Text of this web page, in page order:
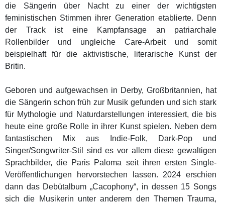
die Sängerin über Nacht zu einer der wichtigsten
feministischen Stimmen ihrer Generation etablierte. Denn
der Track ist eine Kampfansage an patriarchale
Rollenbilder und ungleiche Care-Arbeit und somit
beispielhaft für die aktivistische, literarische Kunst der
Britin.
Geboren und aufgewachsen in Derby, Großbritannien, hat
die Sängerin schon früh zur Musik gefunden und sich stark
für Mythologie und Naturdarstellungen interessiert, die bis
heute eine große Rolle in ihrer Kunst spielen. Neben dem
fantastischen Mix aus Indie-Folk, Dark-Pop und
Singer/Songwriter-Stil sind es vor allem diese gewaltigen
Sprachbilder, die Paris Paloma seit ihren ersten Single-
Veröffentlichungen hervorstechen lassen. 2024 erschien
dann das Debütalbum „Cacophony“, in dessen 15 Songs
sich die Musikerin unter anderem den Themen Trauma,